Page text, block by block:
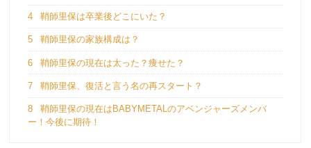
4 鞘師里保は卒業後どこにいた？
5 鞘師里保の家族構成は？
6 鞘師里保の現在は太った？痩せた？
7 鞘師里保、復活と言う名の再スタート？
8
鞘師里保の現在はBABYMETALのアベンジャーズメンバ
ー！今後に期待！